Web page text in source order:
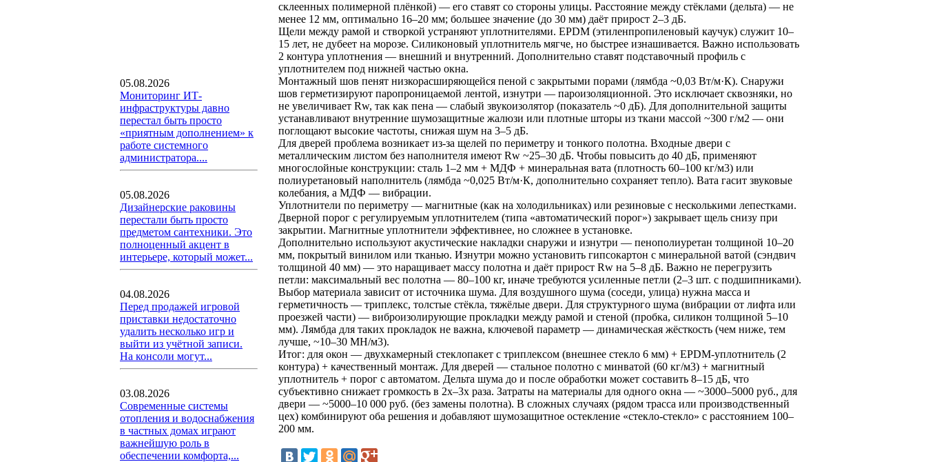
05.08.2026
Мониторинг ИТ-
инфраструктуры давно
перестал быть просто
«приятным дополнением» к
работе системного
администратора....
05.08.2026
Дизайнерские раковины
перестали быть просто
предметом сантехники. Это
полноценный акцент в
интерьере, который может...
04.08.2026
Перед продажей игровой
приставки недостаточно
удалить несколько игр и
выйти из учётной записи.
На консоли могут...
03.08.2026
Современные системы
отопления и водоснабжения
в частных домах играют
важнейшую роль в
обеспечении комфорта,...
склеенных полимерной плёнкой) — его ставят со стороны улицы. Расстояние между стёклами (дельта) — не
менее 12 мм, оптимально 16–20 мм; большее значение (до 30 мм) даёт прирост 2–3 дБ.
Щели между рамой и створкой устраняют уплотнителями. EPDM (этиленпропиленовый каучук) служит 10–
15 лет, не дубеет на морозе. Силиконовый уплотнитель мягче, но быстрее изнашивается. Важно использовать
2 контура уплотнения — внешний и внутренний. Дополнительно ставят подставочный профиль с
уплотнителем под нижней частью окна.
Монтажный шов пенят низкорасширяющейся пеной с закрытыми порами (лямбда ~0,03 Вт/м·К). Снаружи
шов герметизируют паропроницаемой лентой, изнутри — пароизоляционной. Это исключает сквозняки, но
не увеличивает Rw, так как пена — слабый звукоизолятор (показатель ~0 дБ). Для дополнительной защиты
устанавливают внутренние шумозащитные жалюзи или плотные шторы из ткани массой ~300 г/м2 — они
поглощают высокие частоты, снижая шум на 3–5 дБ.
Для дверей проблема возникает из-за щелей по периметру и тонкого полотна. Входные двери с
металлическим листом без наполнителя имеют Rw ~25–30 дБ. Чтобы повысить до 40 дБ, применяют
многослойные конструкции: сталь 1–2 мм + МДФ + минеральная вата (плотность 60–100 кг/м3) или
полиуретановый наполнитель (лямбда ~0,025 Вт/м·К, дополнительно сохраняет тепло). Вата гасит звуковые
колебания, а МДФ — вибрации.
Уплотнители по периметру — магнитные (как на холодильниках) или резиновые с несколькими лепестками.
Дверной порог с регулируемым уплотнителем (типа «автоматический порог») закрывает щель снизу при
закрытии. Магнитные уплотнители эффективнее, но сложнее в установке.
Дополнительно используют акустические накладки снаружи и изнутри — пенополиуретан толщиной 10–20
мм, покрытый винилом или тканью. Изнутри можно установить гипсокартон с минеральной ватой (сэндвич
толщиной 40 мм) — это наращивает массу полотна и даёт прирост Rw на 5–8 дБ. Важно не перегрузить
петли: максимальный вес полотна — 80–100 кг, иначе требуются усиленные петли (2–3 шт. с подшипниками).
Выбор материала зависит от источника шума. Для воздушного шума (соседи, улица) нужна масса и
герметичность — триплекс, толстые стёкла, тяжёлые двери. Для структурного шума (вибрации от лифта или
проезжей части) — виброизолирующие прокладки между рамой и стеной (пробка, силикон толщиной 5–10
мм). Лямбда для таких прокладок не важна, ключевой параметр — динамическая жёсткость (чем ниже, тем
лучше, ~10–30 МН/м3).
Итог: для окон — двухкамерный стеклопакет с триплексом (внешнее стекло 6 мм) + EPDM-уплотнитель (2
контура) + качественный монтаж. Для дверей — стальное полотно с минватой (60 кг/м3) + магнитный
уплотнитель + порог с автоматом. Дельта шума до и после обработки может составить 8–15 дБ, что
субъективно снижает громкость в 2x–3x раза. Затраты на материалы для одного окна — ~3000–5000 руб., для
двери — ~5000–10 000 руб. (без замены полотна). В сложных случаях (рядом трасса или производственный
цех) комбинируют оба решения и добавляют шумозащитное остекление «стекло-стекло» с расстоянием 100–
200 мм.